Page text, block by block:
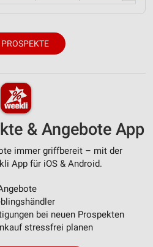
& Angebote App
immer griffbereit – mit der
App für iOS & Android.
bei neuen Prospekten
stressfrei planen